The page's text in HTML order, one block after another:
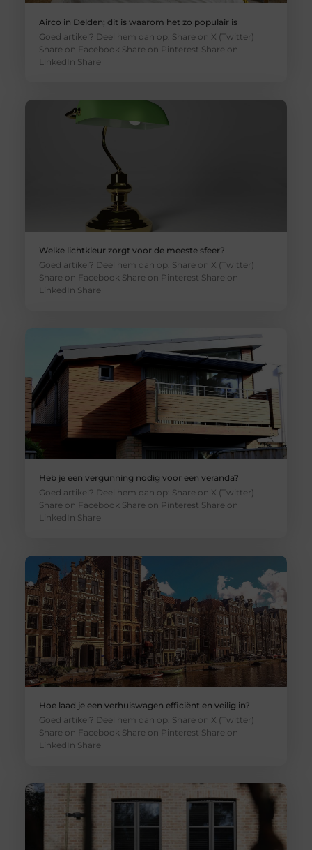
Airco in Delden; dit is waarom het zo populair is
Goed artikel? Deel hem dan op: Share on X (Twitter)
Share on Facebook Share on Pinterest Share on
LinkedIn Share
Welke lichtkleur zorgt voor de meeste sfeer?
Goed artikel? Deel hem dan op: Share on X (Twitter)
Share on Facebook Share on Pinterest Share on
LinkedIn Share
Heb je een vergunning nodig voor een veranda?
Goed artikel? Deel hem dan op: Share on X (Twitter)
Share on Facebook Share on Pinterest Share on
LinkedIn Share
Hoe laad je een verhuiswagen efficiënt en veilig in?
Goed artikel? Deel hem dan op: Share on X (Twitter)
Share on Facebook Share on Pinterest Share on
LinkedIn Share